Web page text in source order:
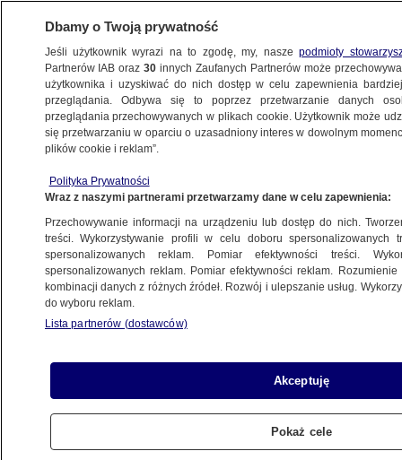
BIZNES
Z KRAJU
"Nikt nam tej inwestycji nie zatrzyma"
4.08.2025, 15:29
Udostępnij
Dbamy o Twoją prywatność
Jeśli użytkownik wyrazi na to zgodę, my, naszepodmioty
Partnerów IAB oraz30 innych Zaufanych Partnerów może
użytkownika i uzyskiwać do nich dostęp w celu zapewnienia
przeglądania. Odbywa się to poprzez przetwarzanie danych
przeglądania przechowywanych w plikach cookie. Użytkownik może
się przetwarzaniu w oparciu o uzasadniony interes w dowolnym
plików cookie i reklam”.
Polityka Prywatności
Wraz z naszymi partnerami przetwarzamy dane w celu zapewnienia:
Przechowywanie informacji na urządzeniu lub dostęp do nich.
treści. Wykorzystywanie profili w celu doboru spersonalizowanych
spersonalizowanych reklam. Pomiar efektywności treści.
spersonalizowanych reklam. Pomiar efektywności reklam.
kombinacji danych z różnych źródeł. Rozwój i ulepszanie usług.
do wyboru reklam.
Lista partnerów (dostawców)
Akceptuję
Pokaż cele